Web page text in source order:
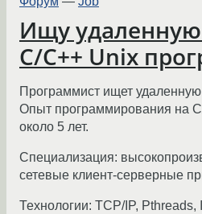
Ищу удаленную
C/C++ Unix
Программист ищет удаленную
Опыт программирования на
около 5 лет.
Специализация:
сетевые клиент-серверные
Технологии: TCP/IP, Pthreads,